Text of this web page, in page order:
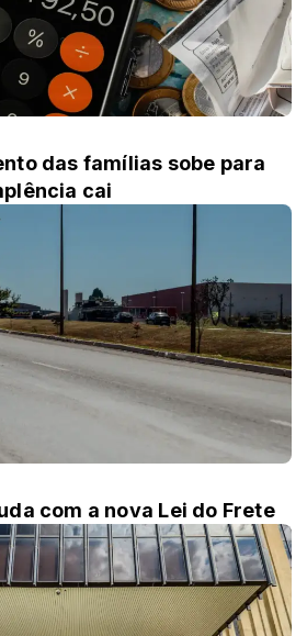
das famílias sobe para
cai
com a nova Lei do Frete